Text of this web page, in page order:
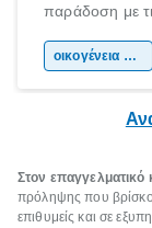
παράδοση με
χώρας. Είτεοικογένεια & παιδί
Στον
πρόληψης που
επιθυμείς και σε